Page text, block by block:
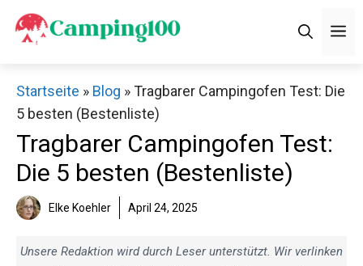
Zum
Inhalt
Startseite » Blog »Tragbarer Campingofen Test: Die
5 besten (Bestenliste)
Tragbarer Campingofen Test:
Die 5 besten (Bestenliste)
Elke Koehler April 24, 2025
Unsere Redaktion wird durch Leser unterstützt. Wir verlinken